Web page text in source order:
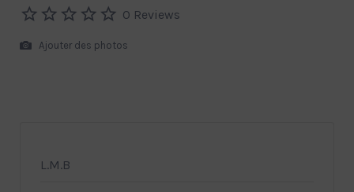
0 Reviews
Ajouter des photos
L.M.B